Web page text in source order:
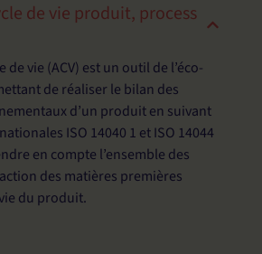
de vie produit, process
de vie (ACV) est un outil de l’éco-
de réaliser le bilan des
d’un produit en suivant
ISO 14040 1 et ISO 14044
en compte l’ensemble des
des matières premières
du produit.